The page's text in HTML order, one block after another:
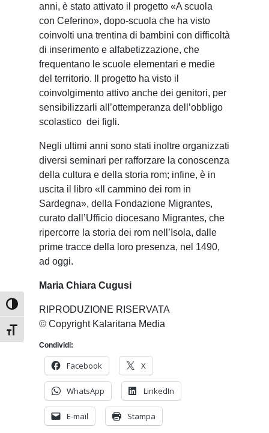
Attiva/disattiva alto contrasto
Attiva/disattiva dimensione testo
anni, è stato attivato il progetto «A scuola
con Ceferino», dopo-scuola che ha visto
coinvolti una trentina di bambini con difficoltà
di inserimento e alfabetizzazione, che
frequentano le scuole elementari e medie
del territorio. Il progetto ha visto il
coinvolgimento attivo anche dei genitori, per
sensibilizzarli all’ottemperanza dell’obbligo
scolastico dei figli.
Negli ultimi anni sono stati inoltre organizzati
diversi seminari per rafforzare la conoscenza
della cultura e della storia rom; infine, è in
uscita il libro «Il cammino dei rom in
Sardegna», della Fondazione Migrantes,
curato dall’Ufficio diocesano Migrantes, che
ripercorre la storia dei rom nell’Isola, dalle
prime tracce della loro presenza, nel 1490,
ad oggi.
Maria Chiara Cugusi
RIPRODUZIONE RISERVATA
© Copyright Kalaritana Media
Condividi:
Facebook X
WhatsApp LinkedIn
E-mail Stampa